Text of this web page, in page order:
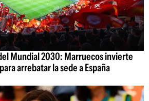
Mundial 2030: Marruecos invierte
arrebatar la sede a España